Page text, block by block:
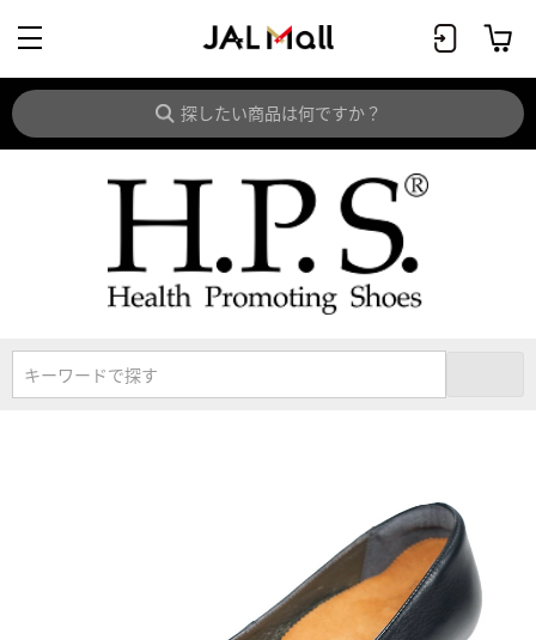
キーワードで探す